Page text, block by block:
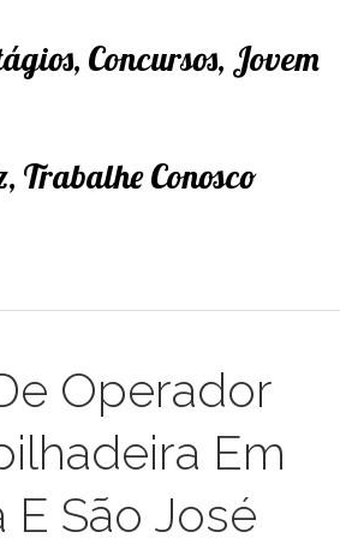
Concursos, Jovem
Trabalhe Conosco
Operador
Em
E São José